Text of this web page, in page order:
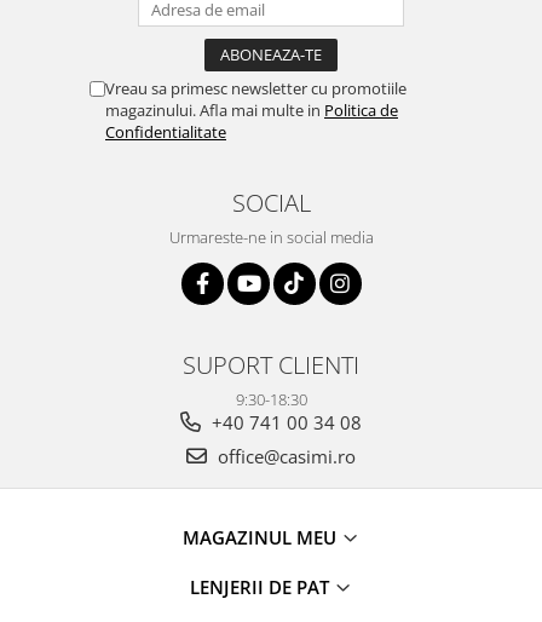
Vreau sa primesc newsletter cu promotiile
magazinului. Afla mai multe in Politica de
Confidentialitate
SOCIAL
Urmareste-ne in social media
SUPORT CLIENTI
9:30-18:30
+40 741 00 34 08
office@casimi.ro
MAGAZINUL MEU
LENJERII DE PAT